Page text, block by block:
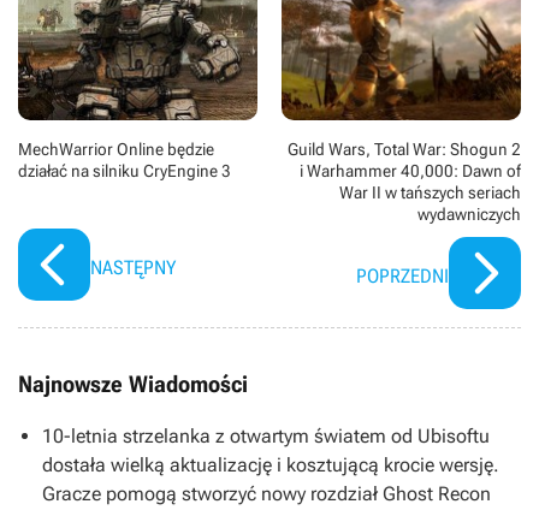
MechWarrior Online będzie
działać na silniku CryEngine 3
NASTĘPNY
Guild Wars, Total War: Shogun 2
i Warhammer 40,000: Dawn of
War II w tańszych seriach
wydawniczych
POPRZEDNI
Najnowsze Wiadomości
10-letnia strzelanka z otwartym światem od Ubisoftu
dostała wielką aktualizację i kosztującą krocie wersję.
Gracze pomogą stworzyć nowy rozdział Ghost Recon